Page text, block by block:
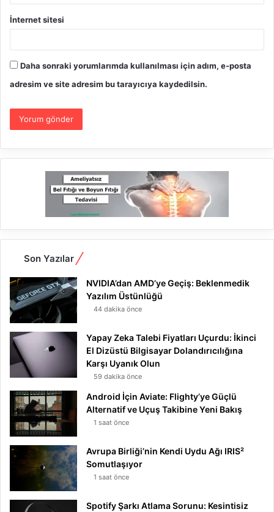
İnternet sitesi
Daha sonraki yorumlarımda kullanılması için adım, e-posta
adresim ve site adresim bu tarayıcıya kaydedilsin.
Son Yazılar
NVIDIA’dan AMD’ye Geçiş: Beklenmedik
Yazılım Üstünlüğü
44 dakika önce
Yapay Zeka Talebi Fiyatları Uçurdu: İkinci
El Dizüstü Bilgisayar Dolandırıcılığına
Karşı Uyanık Olun
59 dakika önce
Android İçin Aviate: Flighty’ye Güçlü
Alternatif ve Uçuş Takibine Yeni Bakış
1 saat önce
Avrupa Birliği’nin Kendi Uydu Ağı IRIS²
Somutlaşıyor
1 saat önce
Spotify Şarkı Atlama Sorunu: Kesintisiz